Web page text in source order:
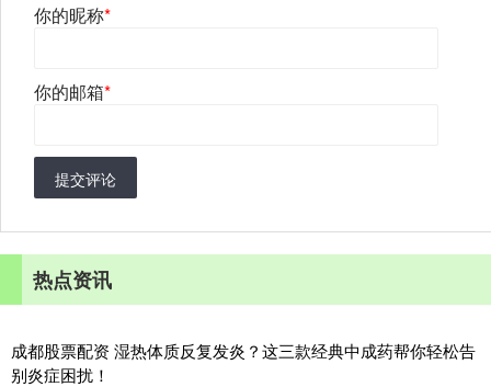
你的昵称*
你的邮箱*
提交评论
热点资讯
成都股票配资 湿热体质反复发炎？这三款经典中成药帮你轻松告
别炎症困扰！